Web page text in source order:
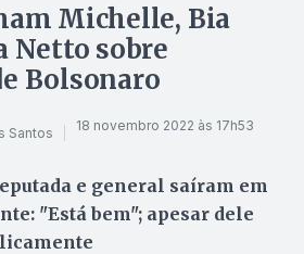
Michelle, Bia
Netto sobre
Bolsonaro
Santos 18 novembro 2022 às 17h53
e general saíram em
"Está bem"; apesar dele